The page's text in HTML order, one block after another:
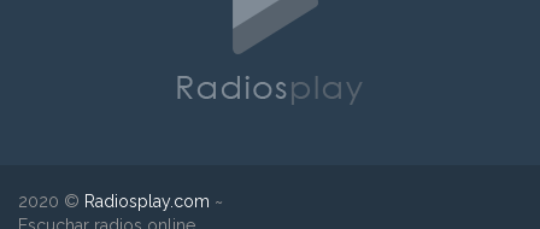
2020 © Radiosplay.com ~
Escuchar radios online